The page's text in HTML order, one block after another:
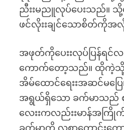
ညီးးမညူလုပ်ပေးသည်။ သို့
ဖင်လိုးးချင်သောစိတ်ကို
အဖုတ်ကိုပေးးလုပ်ပြန်ရင်
ကောက်တော့သည်။ ထိုကဲ့သို့
အိမ်ထောင်ရေးးအဆင်မပြ
အရွယ်ရှိသော ခက်မာသည်
လေးးကလည်းးမာန်အကြိုက်
ခက်မာကို လစာကောင်းကေ